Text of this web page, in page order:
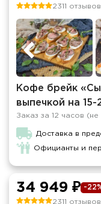
2311 отзывов
Кофе брейк
выпечкой на 15-
Заказ за 12 часов (не
Доставка в
Официанты и
34 949 ₽ -
2311 отзывов